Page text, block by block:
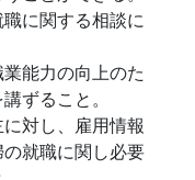
に関する相談に
能力の向上のた
ずること。
対し、雇用情報
就職に関し必要